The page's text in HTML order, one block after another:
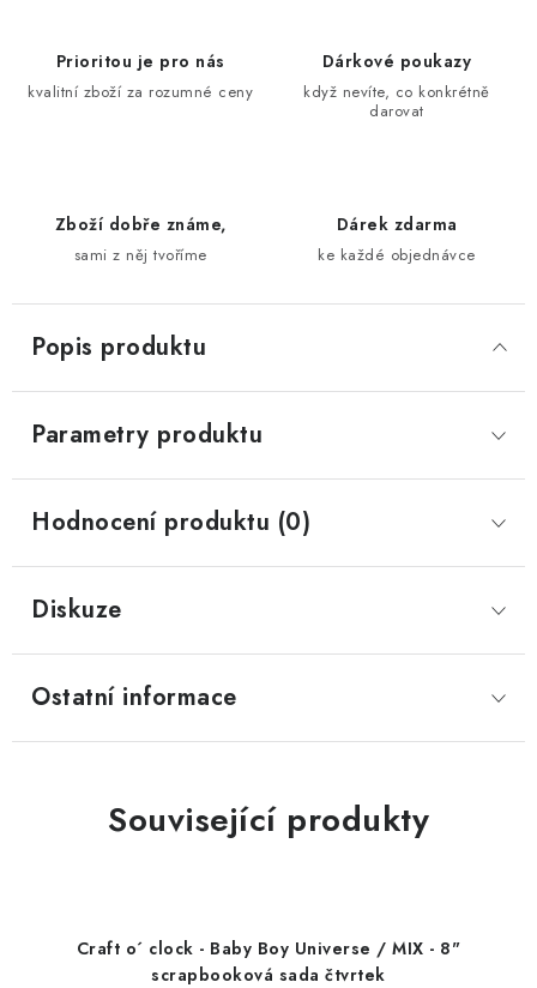
Prioritou je pro nás
kvalitní zboží za rozumné ceny
Dárkové poukazy
když nevíte, co konkrétně
darovat
Zboží dobře známe,
sami z něj tvoříme
Dárek zdarma
ke každé objednávce
Popis produktu
Parametry produktu
Hodnocení produktu (0)
Diskuze
Ostatní informace
Související produkty
Craft o´ clock - Baby Boy Universe / MIX - 8"
scrapbooková sada čtvrtek